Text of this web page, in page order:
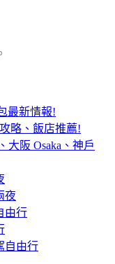
最新情報!
略、飯店推薦!
大阪 Osaka、神戶
夜
由行
自由行